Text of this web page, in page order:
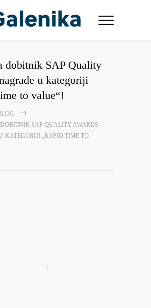
dobitnik SAP Quality
u kategoriji
to value“!
SAP QUALITY AWARDS
KATEGORIJI „RAPID TIME TO